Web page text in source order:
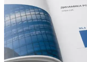
Франшиза
Контакты